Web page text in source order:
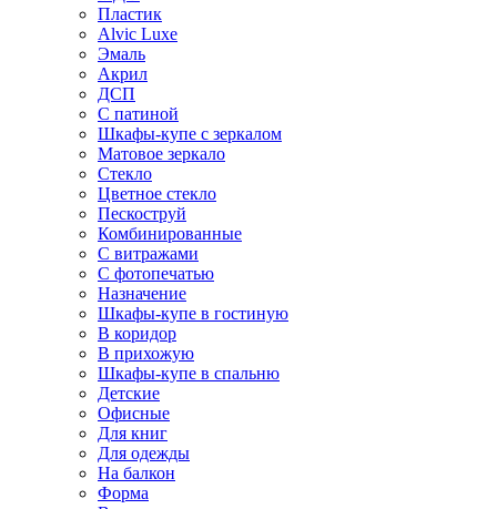
Пластик
Alvic Luxe
Эмаль
Акрил
ДСП
С патиной
Шкафы-купе с зеркалом
Матовое зеркало
Стекло
Цветное стекло
Пескоструй
Комбинированные
С витражами
С фотопечатью
Назначение
Шкафы-купе в гостиную
В коридор
В прихожую
Шкафы-купе в спальню
Детские
Офисные
Для книг
Для одежды
На балкон
Форма